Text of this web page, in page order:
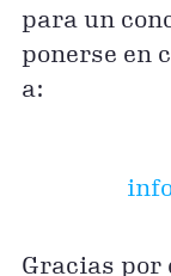
para un
ponerse en
a:
Gracias por